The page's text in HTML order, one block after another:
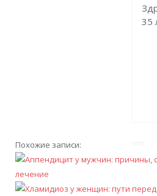
35
Похожие записи:
лечение